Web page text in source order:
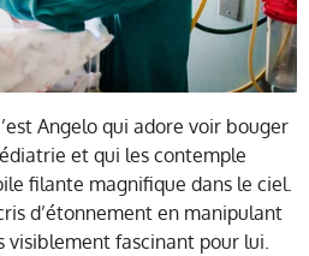
Angelo qui adore voir bouger
et qui les contemple
filante magnifique dans le ciel.
d’étonnement en manipulant
visiblement fascinant pour lui.